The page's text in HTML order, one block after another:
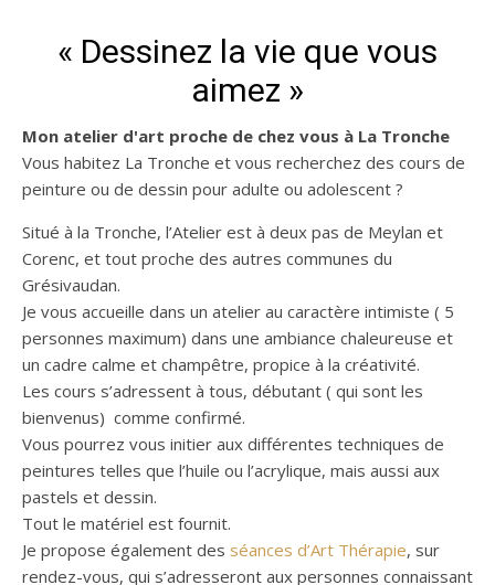
« Dessinez la vie que vous
aimez »
Mon atelier d'art proche de chez vous à La Tronche
Vous habitez La Tronche et vous recherchez des cours de
peinture ou de dessin pour adulte ou adolescent ?
Situé à la Tronche, l’Atelier est à deux pas de Meylan et
Corenc, et tout proche des autres communes du
Grésivaudan.
Je vous accueille dans un atelier au caractère intimiste ( 5
personnes maximum) dans une ambiance chaleureuse et
un cadre calme et champêtre, propice à la créativité.
Les cours s’adressent à tous, débutant ( qui sont les
bienvenus) comme confirmé.
Vous pourrez vous initier aux différentes techniques de
peintures telles que l’huile ou l’acrylique, mais aussi aux
pastels et dessin.
Tout le matériel est fournit.
Je propose également des séances d’Art Thérapie, sur
rendez-vous, qui s’adresseront aux personnes connaissant